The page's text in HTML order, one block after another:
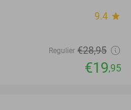
9.4 star
Regulier €28,95
€19,95